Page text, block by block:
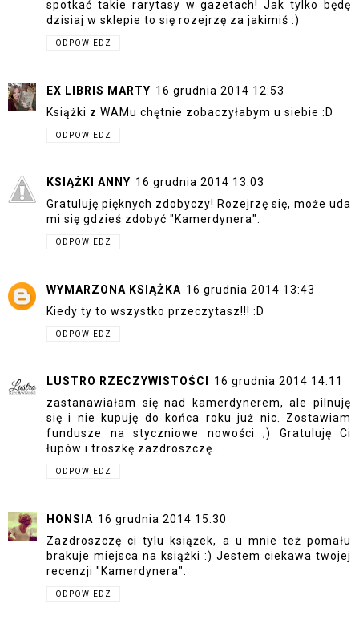
spotkać takie rarytasy w gazetach! Jak tylko będę
dzisiaj w sklepie to się rozejrzę za jakimiś :)
ODPOWIEDZ
EX LIBRIS MARTY 16 grudnia 2014 12:53
Książki z WAMu chętnie zobaczyłabym u siebie :D
ODPOWIEDZ
KSIĄŻKI ANNY 16 grudnia 2014 13:03
Gratuluję pięknych zdobyczy! Rozejrzę się, może uda
mi się gdzieś zdobyć "Kamerdynera".
ODPOWIEDZ
WYMARZONA KSIĄŻKA 16 grudnia 2014 13:43
Kiedy ty to wszystko przeczytasz!!! :D
ODPOWIEDZ
LUSTRO RZECZYWISTOŚCI
16 grudnia 2014 14:11
zastanawiałam się nad kamerdynerem, ale pilnuję
się i nie kupuję do końca roku już nic. Zostawiam
fundusze na styczniowe nowości ;) Gratuluję Ci
łupów i troszkę zazdroszczę...
ODPOWIEDZ
HONSIA 16 grudnia 2014 15:30
Zazdroszczę ci tylu książek, a u mnie też pomału
brakuje miejsca na książki :) Jestem ciekawa twojej
recenzji "Kamerdynera".
ODPOWIEDZ